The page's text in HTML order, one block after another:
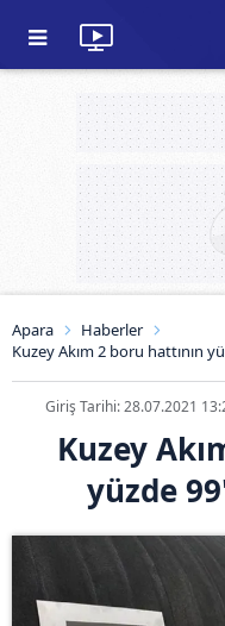
Apara
Haberler
Kuzey Akım 2 boru hattının
Giriş Tarihi: 28.07.2021
Kuzey
yüzde